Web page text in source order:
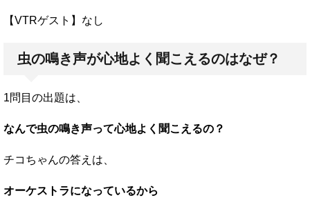
【VTRゲスト】なし
虫の鳴き声が心地よく聞こえるのはなぜ？
1問目の出題は、
なんで虫の鳴き声って心地よく聞こえるの？
チコちゃんの答えは、
オーケストラになっているから